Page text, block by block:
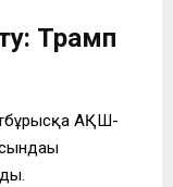
Трамп
АҚШ-